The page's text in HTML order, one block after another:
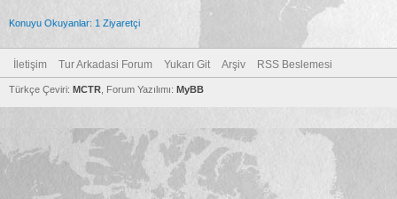
Konuyu Okuyanlar: 1 Ziyaretçi
İletişim Tur Arkadasi Forum Yukarı Git Arşiv RSS Beslemesi
Türkçe Çeviri: MCTR , Forum Yazılımı: MyBB